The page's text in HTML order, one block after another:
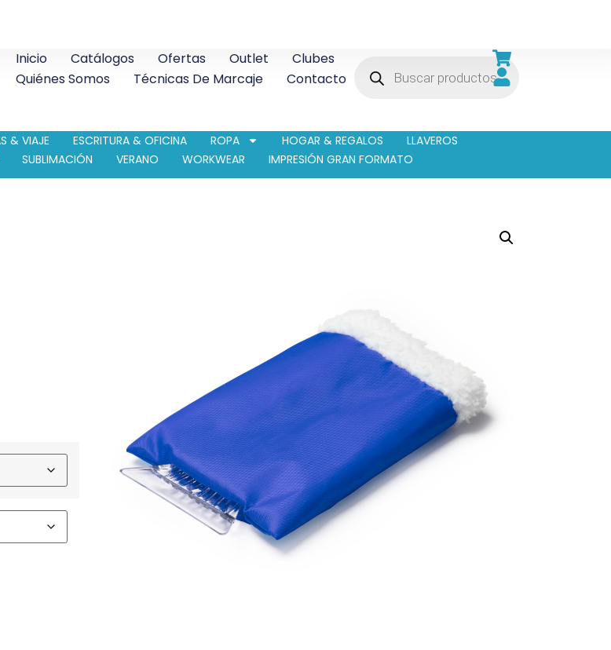
Inicio Catálogos Ofertas Outlet
Clubes
Quiénes Somos
Técnicas De Marcaje Contacto
& VIAJE ESCRITURA & OFICINA ROPA HOGAR & REGALOS
LLAVEROS
SUBLIMACIÓN VERANO WORKWEAR IMPRESIÓN GRAN FORMATO